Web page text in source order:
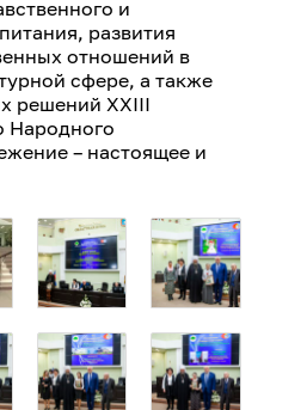
и
развития
отношений в
сфере, а также
решений XXIII
Народного
– настоящее и